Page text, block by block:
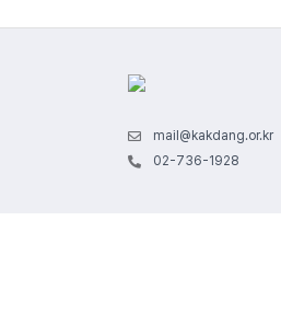
mail@kakdang.or.kr
02-736-1928